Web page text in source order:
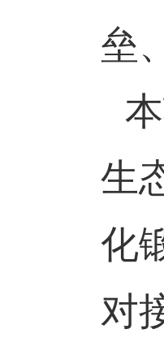
垒
生
化
对